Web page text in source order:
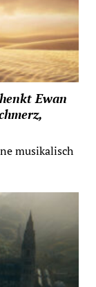
Ewan
musikalisch